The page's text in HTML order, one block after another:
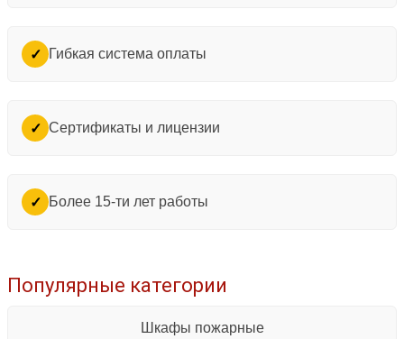
✓ Гибкая система оплаты
✓ Сертификаты и лицензии
✓ Более 15-ти лет работы
Популярные категории
Шкафы пожарные